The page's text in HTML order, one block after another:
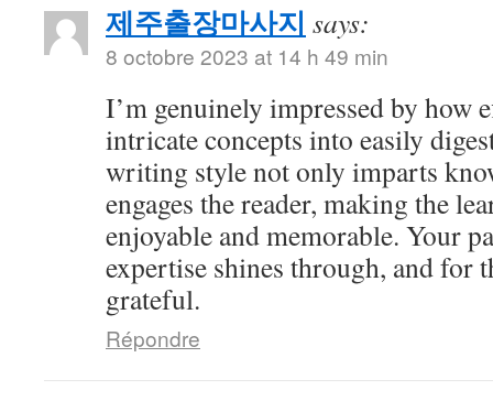
제주출장마사지 says:
8 octobre 2023 at 14 h 49 min
I’m genuinely impressed by how
intricate concepts into easily
writing style not only imparts
engages the reader, making the
enjoyable and memorable. Your
expertise shines through, and for
grateful.
Répondre